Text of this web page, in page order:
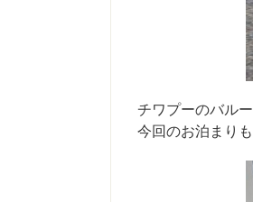
チワプーのバル
今回のお泊まり